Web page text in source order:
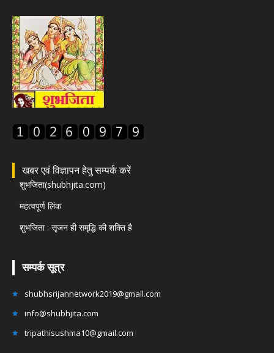
खबर एवं विज्ञापन हेतु सम्पर्क करें
शुभजिता(shubhjita.com)
महत्वपूर्ण लिंक
शुभजिता : सृजन ही समृद्धि की शक्ति है
सम्पर्क सूत्र
shubhsrijannetwork2019@gmail.com
info@shubhjita.com
tripathisushma10@gmail.com